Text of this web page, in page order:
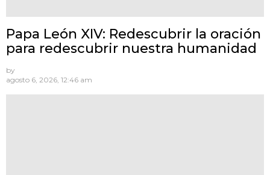
Papa León XIV: Redescubrir la oración
para redescubrir nuestra humanidad
by
agosto 6, 2026, 12:46 am